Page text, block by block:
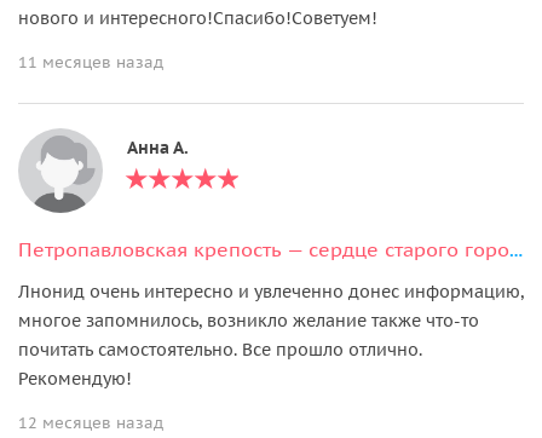
нового и интересного!Спасибо!Советуем!
11 месяцев назад
Анна А.
Петропавловская крепость — сердце старого города
Лнонид очень интересно и увлеченно донес информацию,
многое запомнилось, возникло желание также что-то
почитать самостоятельно. Все прошло отлично.
Рекомендую!
12 месяцев назад